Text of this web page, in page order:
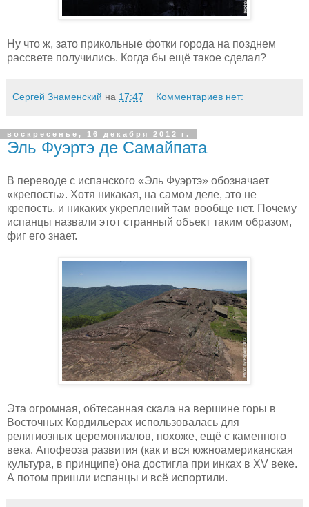
Ну что ж, зато прикольные фотки города на позднем
рассвете получились. Когда бы ещё такое сделал?
Сергей Знаменский на 17:47 Комментариев нет:
воскресенье, 16 декабря 2012 г.
Эль Фуэртэ де Самайпата
В переводе с испанского «Эль Фуэртэ» обозначает
«крепость». Хотя никакая, на самом деле, это не
крепость, и никаких укреплений там вообще нет. Почему
испанцы назвали этот странный объект таким образом,
фиг его знает.
Эта огромная, обтесанная скала на вершине горы в
Восточных Кордильерах использовалась для
религиозных церемониалов, похоже, ещё с каменного
века. Апофеоза развития (как и вся южноамериканская
культура, в принципе) она достигла при инках в XV веке.
А потом пришли испанцы и всё испортили.